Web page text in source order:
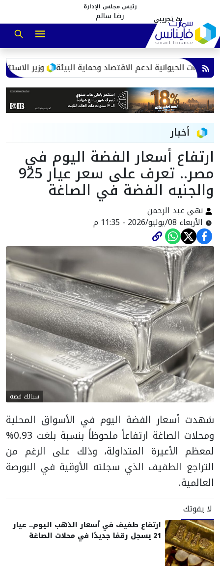
رئيس مجلس الإدارة
رضا سالم
وزير الاستثمار: 9.68 مليار دولار حجم التجارة مع الإمارات خلال 2025.. وفائض 4.3 مليار لصالح مصر
أخبار
ارتفاع أسعار الفضة اليوم في
مصر.. تعرف على سعر عيار 925
والجنيه الفضة في الصاغة
نهى عبد الرحمن
الأربعاء 08/يوليو/2026 - 11:35 م
سبائك فضة
شهدت أسعار الفضة اليوم في الأسواق المحلية
ومحلات الصاغة ارتفاعاً ملحوظاً بنسبة بلغت 0.93%
لمعظم الأعيرة المتداولة، وذلك على الرغم من
التراجع الطفيف الذي سجلته الأوقية في البورصة
العالمية.
لا يفوتك
ارتفاع طفيف في أسعار الذهب اليوم.. عيار
21 يسجل رقمًا جديدًا في محلات الصاغة